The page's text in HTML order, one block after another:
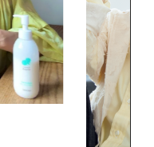
2026.06.01